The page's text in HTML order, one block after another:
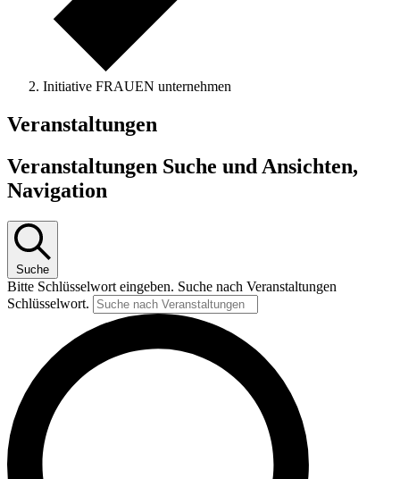
Initiative FRAUEN unternehmen
Veranstaltungen
Veranstaltungen Suche und Ansichten,
Navigation
Suche
Bitte Schlüsselwort eingeben. Suche nach Veranstaltungen
Schlüsselwort.